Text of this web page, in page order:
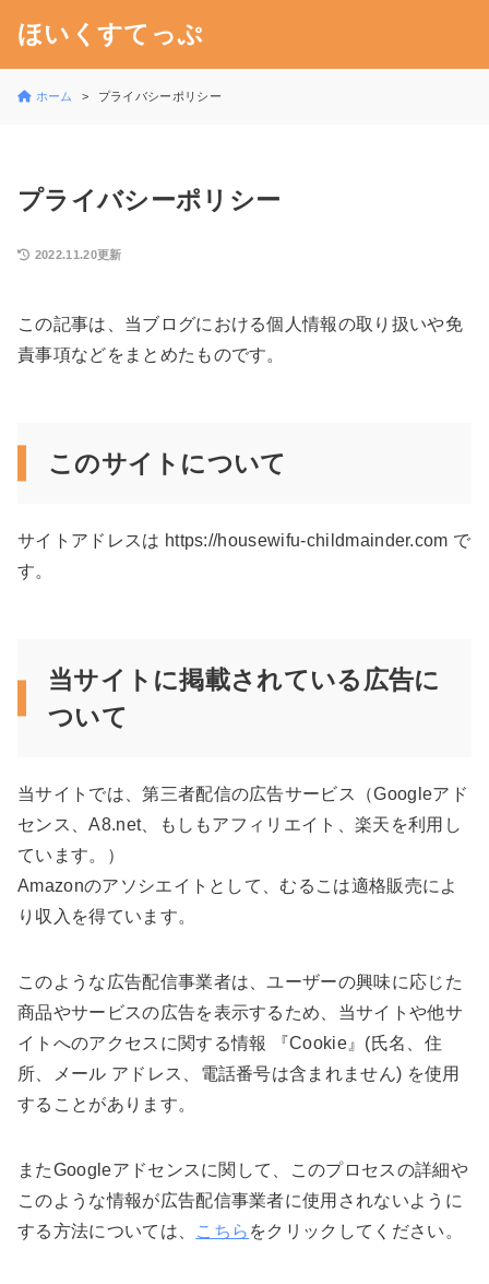
ほいくすてっぷ
ホーム プライバシーポリシー
プライバシーポリシー
2022.11.20更新
この記事は、当ブログにおける個人情報の取り扱いや免
責事項などをまとめたものです。
このサイトについて
サイトアドレスは https://housewifu-childmainder.com で
す。
当サイトに掲載されている広告に
ついて
当サイトでは、第三者配信の広告サービス（Googleアド
センス、A8.net、もしもアフィリエイト、楽天を利用し
ています。）
Amazonのアソシエイトとして、むるこは適格販売によ
り収入を得ています。
このような広告配信事業者は、ユーザーの興味に応じた
商品やサービスの広告を表示するため、当サイトや他サ
イトへのアクセスに関する情報 『Cookie』(氏名、住
所、メール アドレス、電話番号は含まれません) を使用
することがあります。
またGoogleアドセンスに関して、このプロセスの詳細や
このような情報が広告配信事業者に使用されないように
する方法については、
こちら をクリックしてください。